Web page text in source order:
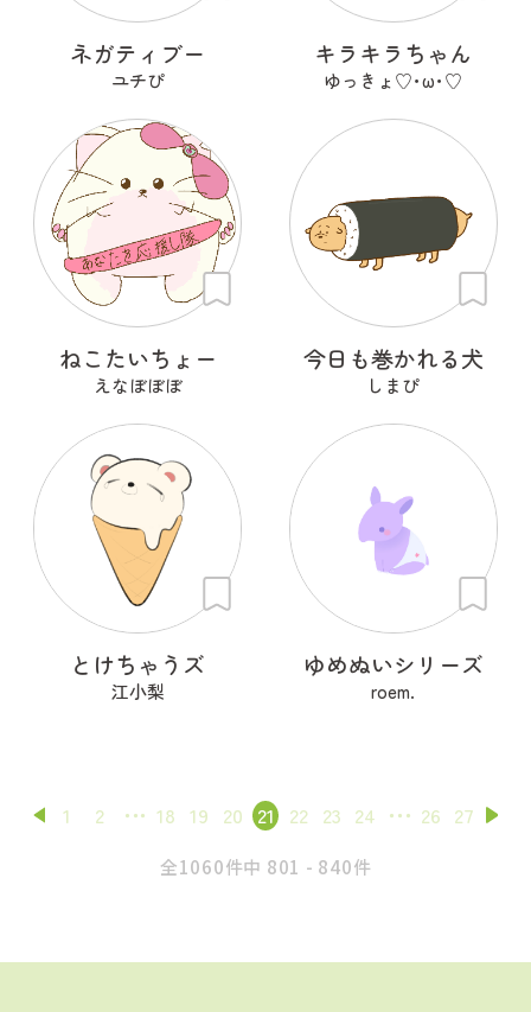
ネガティブー
ユチぴ
キラキラちゃん
ゆっきょ♡･ω･♡
ねこたいちょー
えなぼぼぼ
今日も巻かれる犬
しまぴ
とけちゃうズ
江小梨
ゆめぬいシリーズ
roem.
1 2 18 19 20 21 22 23 24 26 27
全1060件中 801 - 840件